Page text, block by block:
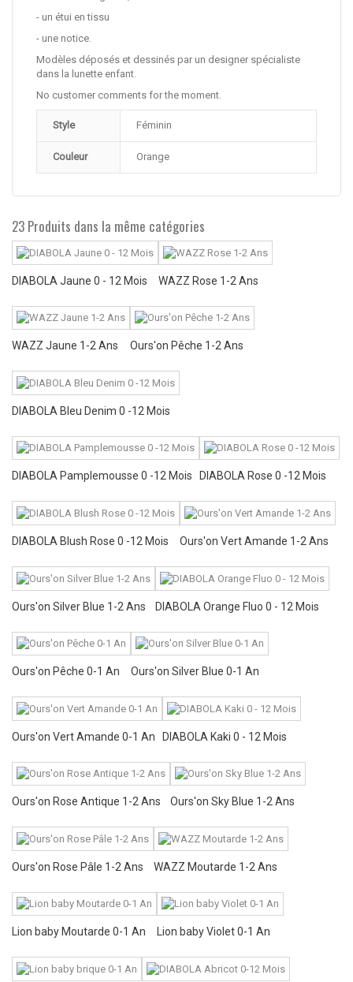
- un étui en tissu
- une notice.
Modèles déposés et dessinés par un designer spécialiste
dans la lunette enfant.
No customer comments for the moment.
Style Féminin
Couleur Orange
23 Produits dans la même catégories
DIABOLA Jaune 0 - 12 Mois WAZZ Rose 1-2 Ans
WAZZ Jaune 1-2 Ans Ours'on Pêche 1-2 Ans
DIABOLA Bleu Denim 0 -12 Mois
DIABOLA Pamplemousse 0 -12 Mois DIABOLA Rose 0 -12 Mois
DIABOLA Blush Rose 0 -12 Mois Ours'on Vert Amande 1-2 Ans
Ours'on Silver Blue 1-2 Ans DIABOLA Orange Fluo 0 - 12 Mois
Ours'on Pêche 0-1 An Ours'on Silver Blue 0-1 An
Ours'on Vert Amande 0-1 An DIABOLA Kaki 0 - 12 Mois
Ours'on Rose Antique 1-2 Ans Ours'on Sky Blue 1-2 Ans
Ours'on Rose Pâle 1-2 Ans WAZZ Moutarde 1-2 Ans
Lion baby Moutarde 0-1 An Lion baby Violet 0-1 An